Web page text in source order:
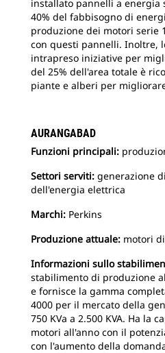
installato pannelli a energia
40% del fabbisogno di
produzione dei motori serie
con questi pannelli. Inoltre,
intrapreso iniziative per
del 25% dell'area totale è
piante e alberi per
AURANGABAD
Funzioni principali:
Settori serviti: generazione
dell'energia elettrica
Marchi: Perkins
Produzione attuale: motori
Informazioni sullo
stabilimento di produzione
e fornisce la gamma
4000 per il mercato della
750 KVa a 2.500 KVA. Ha la
motori all'anno con il
con l'aumento della